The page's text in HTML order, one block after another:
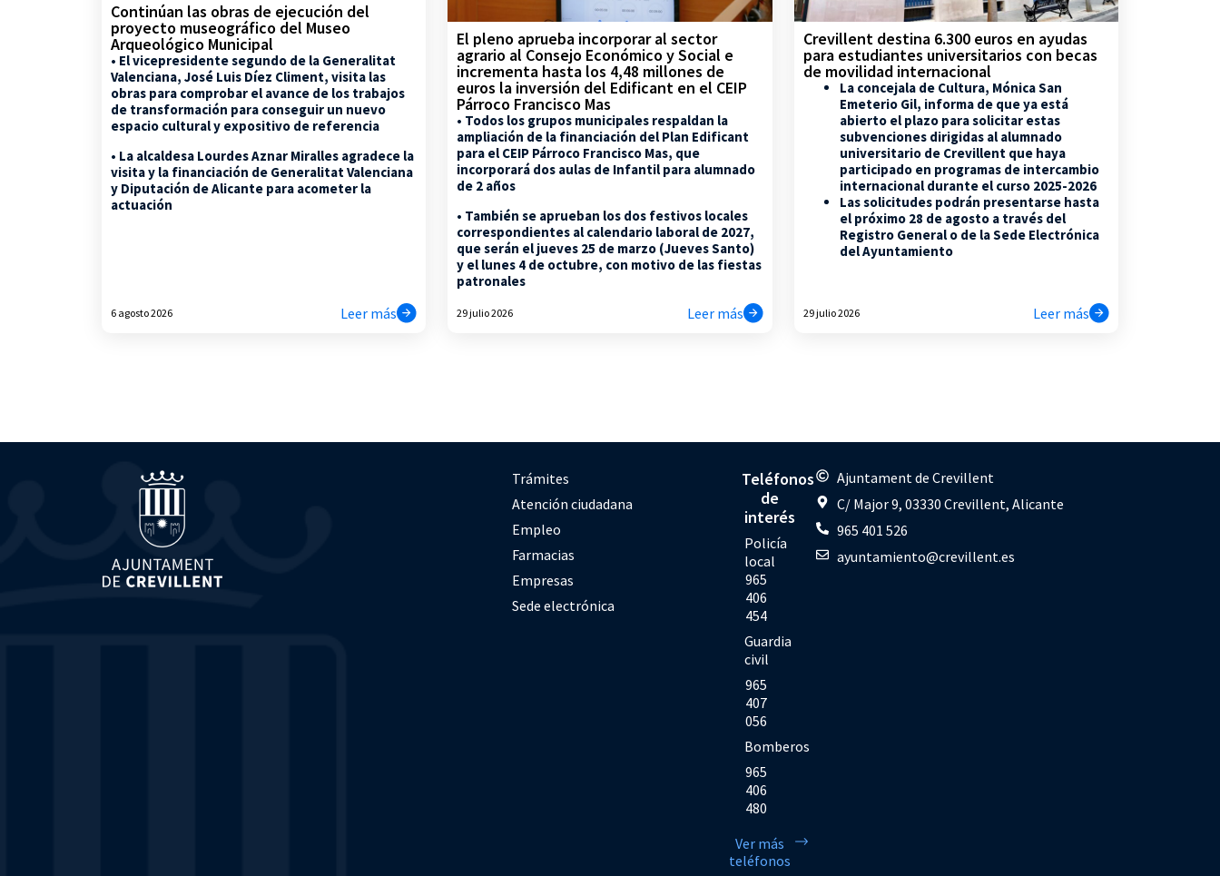
Continúan las obras de ejecución del
proyecto museográfico del Museo
Arqueológico Municipal
• El vicepresidente segundo de la Generalitat
Valenciana, José Luis Díez Climent, visita las
obras para comprobar el avance de los trabajos
de transformación para conseguir un nuevo
espacio cultural y expositivo de referencia
• La alcaldesa Lourdes Aznar Miralles agradece la
visita y la financiación de Generalitat Valenciana
y Diputación de Alicante para acometer la
actuación
6 agosto 2026 Leer más
El pleno aprueba incorporar al sector
agrario al Consejo Económico y Social e
incrementa hasta los 4,48 millones de
euros la inversión del Edificant en el CEIP
Párroco Francisco Mas
• Todos los grupos municipales respaldan la
ampliación de la financiación del Plan Edificant
para el CEIP Párroco Francisco Mas, que
incorporará dos aulas de Infantil para alumnado
de 2 años
• También se aprueban los dos festivos locales
correspondientes al calendario laboral de 2027,
que serán el jueves 25 de marzo (Jueves Santo)
y el lunes 4 de octubre, con motivo de las fiestas
patronales
29 julio 2026 Leer más
Crevillent destina 6.300 euros en ayudas
para estudiantes universitarios con becas
de movilidad internacional
La concejala de Cultura, Mónica San
Emeterio Gil, informa de que ya está
abierto el plazo para solicitar estas
subvenciones dirigidas al alumnado
universitario de Crevillent que haya
participado en programas de intercambio
internacional durante el curso 2025-2026
Las solicitudes podrán presentarse hasta
el próximo 28 de agosto a través del
Registro General o de la Sede Electrónica
del Ayuntamiento
29 julio 2026 Leer más
Trámites
Atención ciudadana
Empleo
Farmacias
Empresas
Sede electrónica
Teléfonos
de
interés
Policía
local
965
406
454
Guardia
civil
965
407
056
Bomberos
965
406
480
Ver más
teléfonos
Ajuntament de Crevillent
C/ Major 9, 03330 Crevillent, Alicante
965 401 526
ayuntamiento@crevillent.es